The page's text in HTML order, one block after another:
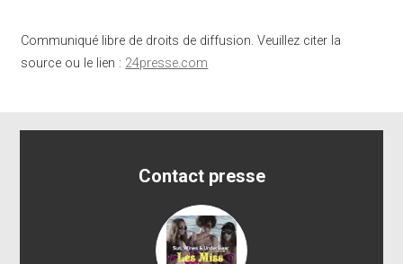
Communiqué libre de droits de diffusion. Veuillez citer la
source ou le lien : 24presse.com
Contact presse